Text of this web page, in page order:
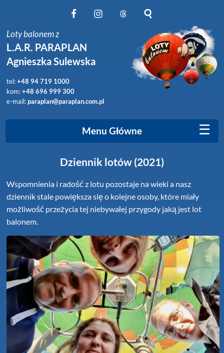
Obserwuj nas na Instagram
Obserwuj nas na Threads
Szukaj na stronie
Loty balonem z
L.A.R. PARAPLAN
Agnieszka Sulewska
tel:+48 94 719 1000
kom:+48 696 999 300
e-mail:paraplan@paraplan.com.pl
Menu Główne ☰
Dziennik lotów (2021)
Wspomnienia i radość z lotu pozostaje na wieki a nasz
dziennik stale powiększa się o kolejne osoby, które miały
możliwość przeżycia tej niebywałej przygody jaką jest lot
balonem.